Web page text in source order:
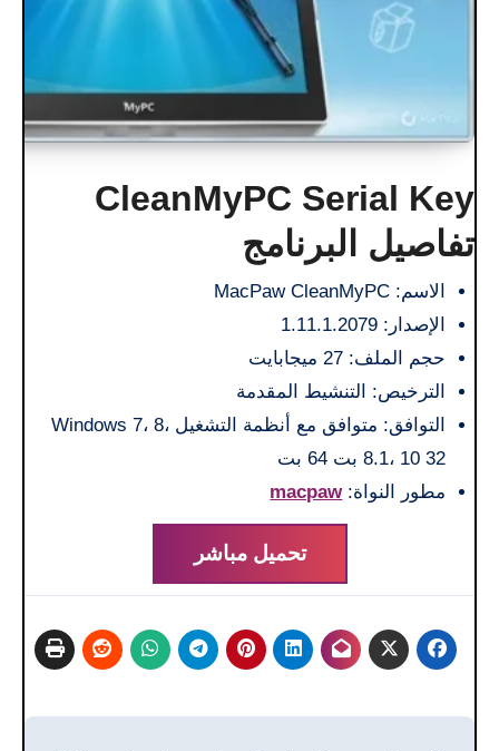
CleanMyPC Serial Key
تفاصيل البرنامج
الاسم: MacPaw CleanMyPC
الإصدار: 1.11.1.2079
حجم الملف: 27 ميجابايت
الترخيص: التنشيط المقدمة
التوافق: متوافق مع أنظمة التشغيل Windows 7، 8،
8.1، 10 32 بت 64 بت
مطور النواة:macpaw
تحميل مباشر